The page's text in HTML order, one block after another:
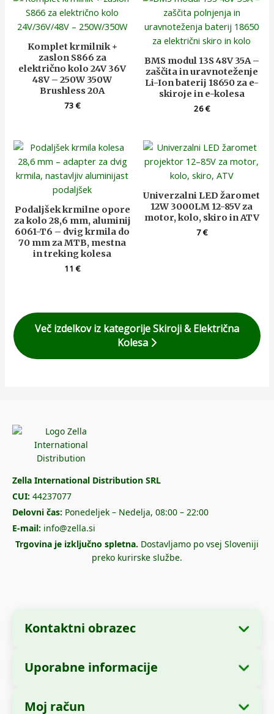
Komplet krmilnik +
zaslon S866 za
električno kolo 24V 36V
48V – 250W 350W
Brushless 20A
73€
BMS modul 13S 48V 35A –
zaščita in uravnoteženje
Li-Ion baterij 18650 za e-
skiroje in e-kolesa
26€
Podaljšek krmilne opore
za kolo 28,6 mm, aluminij
6061-T6 – dvig krmila do
70 mm za MTB, mestna
in treking kolesa
11€
Univerzalni LED žaromet
12W 3000LM 12-85V za
motor, kolo, skiro in ATV
7€
Več izdelkov iz kategorije Skiroji & Električna
Kolesa
Zella International Distribution SRL
CUI: 44237077
Delovni čas: Ponedeljek – Nedelja, 08:00 – 22:00
E-mail: info@zella.si
Trgovina je izključno spletna. Dostavljamo po vsej Sloveniji
preko kurirske službe.
Kontaktni obrazec
Ime podjetja:
Uporabne informacije
Moj račun